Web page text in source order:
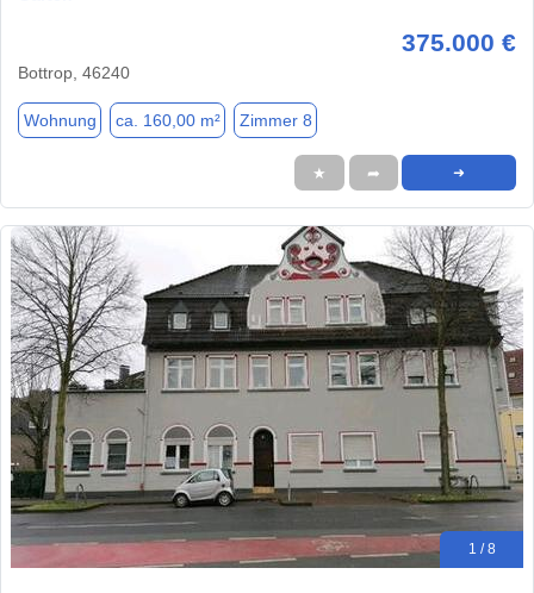
375.000 €
Bottrop, 46240
Wohnung ca. 160,00 m² Zimmer 8
★ ➦ ➜
1 / 8